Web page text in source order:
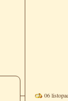
06